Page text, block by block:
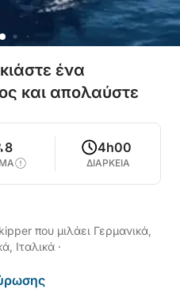
ένα
και απολαύστε
8 4h00
ΔΙΑΡΚΕΙΑ
που μιλάει Γερμανικά,
Ιταλικά ·